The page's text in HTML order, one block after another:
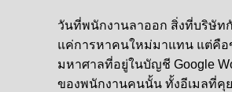
วันที่พนักงานลาออก สิ่งที่บริษัท
แค่การหาคนใหม่มาแทน แต่คือ
มหาศาลที่อยู่ในบัญชี Google
ของพนักงานคนนั้น ทั้งอีเมลที่คุ